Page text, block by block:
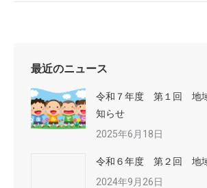
最近のニュース
令和７年度 第１回 地
知らせ
2025年6月18日
令和６年度 第２回 地
2024年9月26日